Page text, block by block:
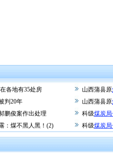
各地有35处房 山西蒲县原
判20年 山西蒲县原
鹏俊案作出处理 科级煤炭
：煤不黑人黑！(2) 科级煤炭